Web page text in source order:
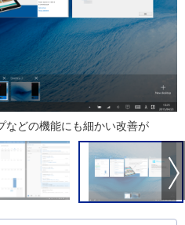
などの機能にも細かい改善が